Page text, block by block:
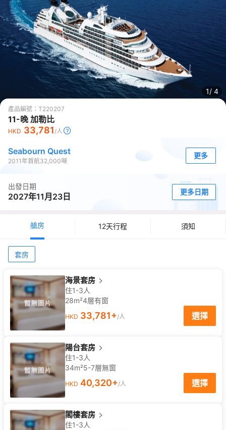
1/ 4
產品編號： T220207
11-晚 加勒比
HKD 33,781/人
Seabourn Quest
2011年首航32,000噸
更多
出發日期
2027年11月23日 更多日期
艙房 12天行程 須知
套房
海景套房
住1-3人
28m²4層有窗
HKD 33,781+/人 選擇
陽台套房
住1-3人
34m²5-7層無窗
HKD 40,320+/人 選擇
閣樓套房
住1-3人